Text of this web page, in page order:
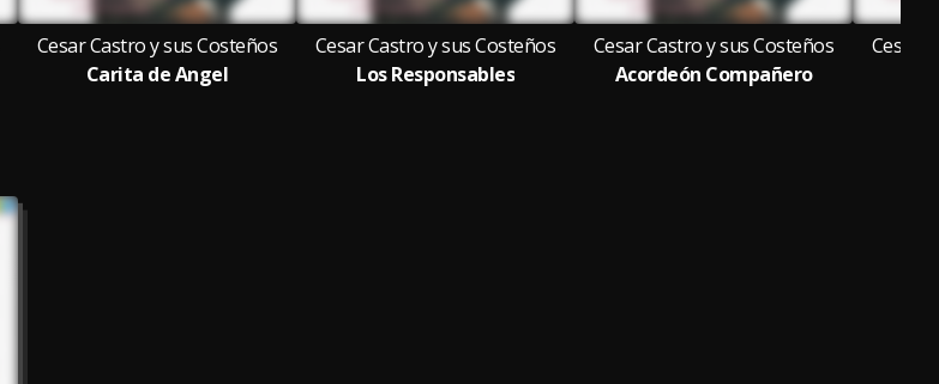
Cesar Castro y sus Costeños
Carita de Angel
Cesar Castro y sus Costeños
Los Responsables
Cesar Castro y sus Costeños
Acordeón Compañero
Cesar